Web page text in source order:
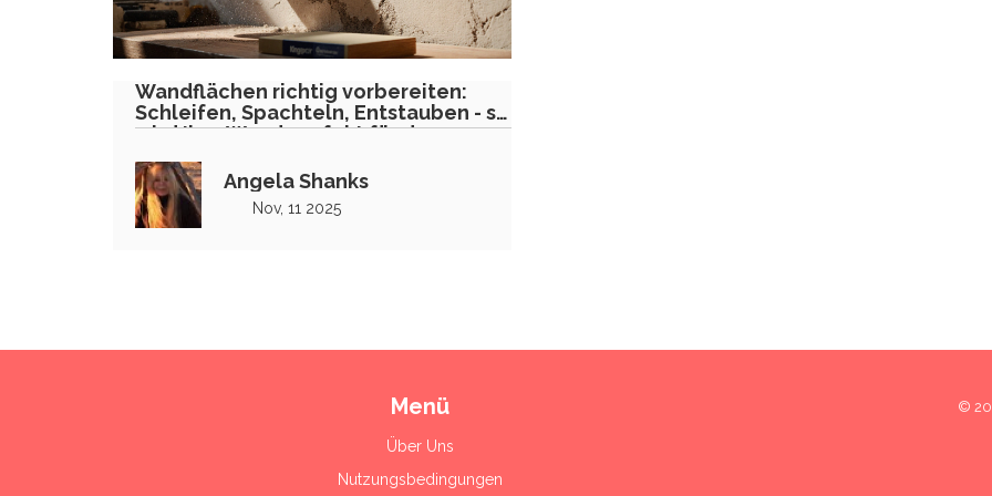
Wandflächen richtig vorbereiten:
Schleifen, Spachteln, Entstauben - so
wird Ihre Wand perfekt für den
Angela Shanks
Nov, 11 2025
Menü
Über Uns
Nutzungsbedingungen
©